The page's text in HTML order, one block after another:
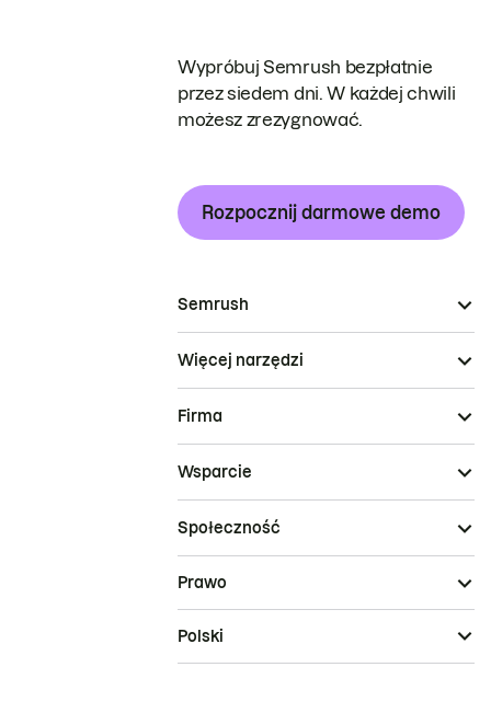
Wypróbuj Semrush bezpłatnie
przez siedem dni. W każdej chwili
możesz zrezygnować.
Rozpocznij darmowe demo
Semrush
Więcej narzędzi
Firma
Wsparcie
Społeczność
Prawo
Polski